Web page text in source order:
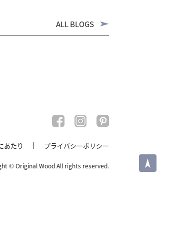
ALL BLOGS
あたり プライバシーポリシー
© Original Wood All rights reserved.